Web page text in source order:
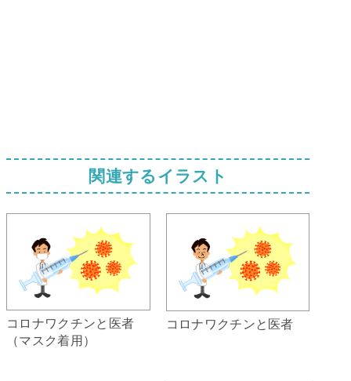
関連するイラスト
コロナワクチンと医者
（マスク着用）
コロナワクチンと医者